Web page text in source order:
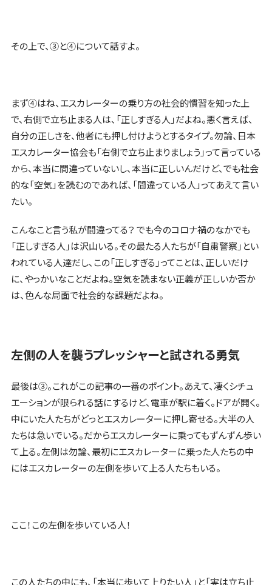
その上で、③と④について話すよ。
まず④はね、エスカレーターの乗り方の社会的慣習を知った上
で、右側で立ち止まる人は、「正しすぎる人」だよね。悪く言えば、
自分の正しさを、他者にも押し付けようとするタイプ。勿論、日本
エスカレーター協会も「右側で立ち止まりましょう」って言っている
から、本当に間違っていないし、本当に正しいんだけど、でも社会
的な「空気」を読むのであれば、「間違っている人」ってあえて言い
たい。
こんなこと言う私が間違ってる？ でも今のコロナ禍のなかでも
「正しすぎる人」は沢山いる。その最たる人たちが「自粛警察」とい
われている人達だし、この「正しすぎる」ってことは、正しいだけ
に、やっかいなことだよね。空気を読まない正義が正しいか否か
は、色んな局面で社会的な課題だよね。
左側の人を襲うプレッシャーと試される勇気
最後は③。これがこの記事の一番のポイント。あえて、凄くシチュ
エーションが限られる話にするけど、電車が駅に着く。ドアが開く。
中にいた人たちがどっとエスカレーターに押し寄せる。大半の人
たちは急いでいる。だからエスカレーターに乗ってもずんずん歩い
て上る。左側は勿論、最初にエスカレーターに乗った人たちの中
にはエスカレーターの左側を歩いて上る人たちもいる。
ここ！この左側を歩いている人！
この人たちの中にも、「本当に歩いて上りたい人」と「実は立ち止